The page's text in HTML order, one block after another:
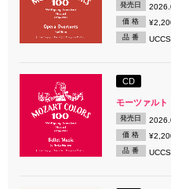
発売日
価 格
品 番
CD
モーツァルト
発売日
価 格
品 番